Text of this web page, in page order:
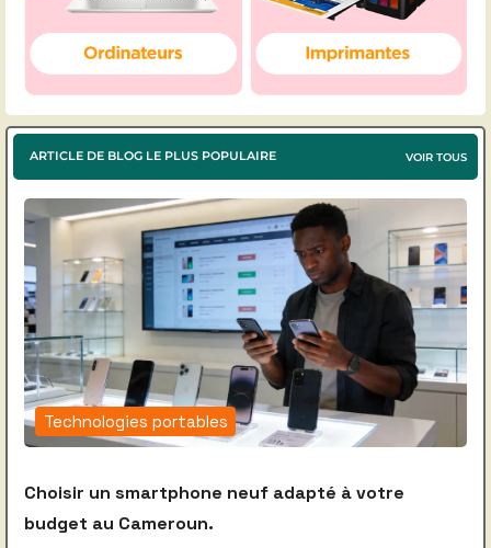
ARTICLE DE BLOG LE PLUS POPULAIRE VOIR TOUS
Technologies portables
Choisir un smartphone neuf adapté à votre
budget au Cameroun.